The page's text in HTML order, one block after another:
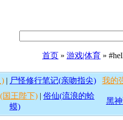
首页 » 游戏|体育 »
| 尸怪修行笔记(亲吻指尖) 我的
国王陛下) | 俗仙(流浪的蛤
蟆)
黑